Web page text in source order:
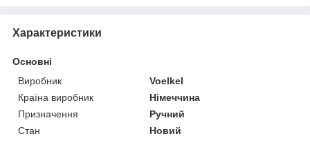
Характеристики
Основні
Виробник
Voelkel
Країна виробник
Німеччина
Призначення
Ручний
Стан
Новий